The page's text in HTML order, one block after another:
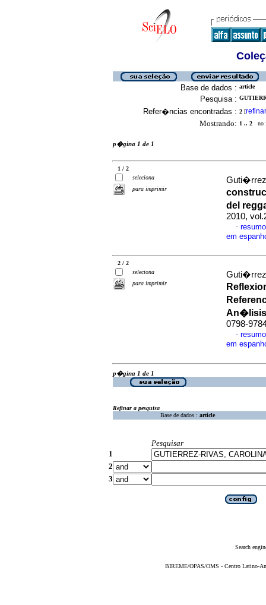
Base de dados : article
Pesquisa :
Refer�ncias encontradas : 2 [refinar
Mostrando: 1 .. 2 no
p�gina 1 de 1
1 / 2
seleciona
para imprimir
del
2010,
·
em
2 / 2
seleciona
para imprimir
An�lisis
0798-
·
em
p�gina 1 de 1
Refinar a pesquisa
Base de dados : article
Pesquisar
1
2
3
Search
BIREME/OPAS/OMS - Centro Latino-